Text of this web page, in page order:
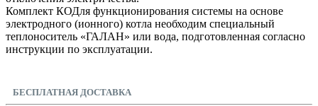
Комплект КОДля функционирования системы на основе
электродного (ионного) котла необходим специальный
теплоноситель «‎ГАЛАН» или вода, подготовленная согласно
инструкции по эксплуатации.
БЕСПЛАТНАЯ ДОСТАВКА